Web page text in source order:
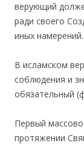
верующий
ради своего
иных намерений.
В исламском
соблюдения и
обязательный
Первый
протяжении